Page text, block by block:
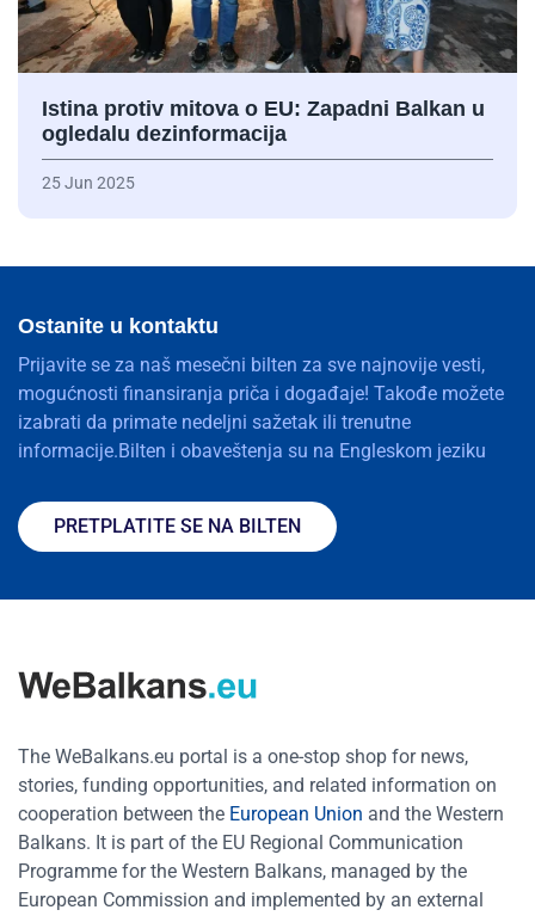
Istina protiv mitova o EU: Zapadni Balkan u
ogledalu dezinformacija
25 Jun 2025
Ostanite u kontaktu
Prijavite se za naš mesečni bilten za sve najnovije vesti,
mogućnosti finansiranja priča i događaje! Takođe možete
izabrati da primate nedeljni sažetak ili trenutne
informacije.Bilten i obaveštenja su na Engleskom jeziku
PRETPLATITE SE NA BILTEN
The WeBalkans.eu portal is a one-stop shop for news,
stories, funding opportunities, and related information on
cooperation between the European Union and the Western
Balkans. It is part of the EU Regional Communication
Programme for the Western Balkans, managed by the
European Commission and implemented by an external